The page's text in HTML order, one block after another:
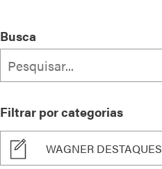
Busca
Filtrar por categorias
WAGNER DESTAQUES